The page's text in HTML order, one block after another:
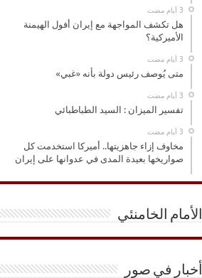
هل تكشف المواجهة مع إيران أفول الهيمنة
الأميركية؟
متى يُوصف رئيس دولة بأنه «غبي»
تفسير الميزان : السيد الطباطبائي
مخاوف إزاء جاهزيتها.. أميركا استخدمت كل
صواريخها بعيدة المدى في عدوانها على إيران
الأمام الخامنئي
أخبار في صور